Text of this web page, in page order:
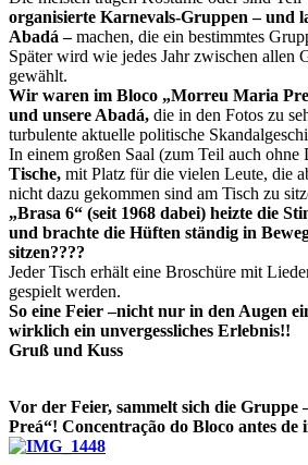
organisierte Karnevals-Gruppen – und
Abadá –machen, die ein bestimmtes
Später wird wie jedes Jahr zwischen allen
gewählt.
Wir waren im Bloco „Morreu Maria
und unsere Abadá, die in den Fotos zu
turbulente aktuelle politische
In einem großen Saal (zum Teil auch ohne
Tische, mit Platz für die vielen Leute, die
nicht dazu gekommen sind am Tisch zu
„Brasa 6“ (seit 1968 dabei) heizte die
und brachte die Hüften ständig in
sitzen????
Jeder Tisch erhält eine Broschüre mit
gespielt werden.
So eine Feier –nicht nur in den Augen
wirklich ein unvergessliches Erlebnis!!
Gruß und Kuss
Vor der Feier, sammelt sich die
Preá“! Concentração do Bloco antes de